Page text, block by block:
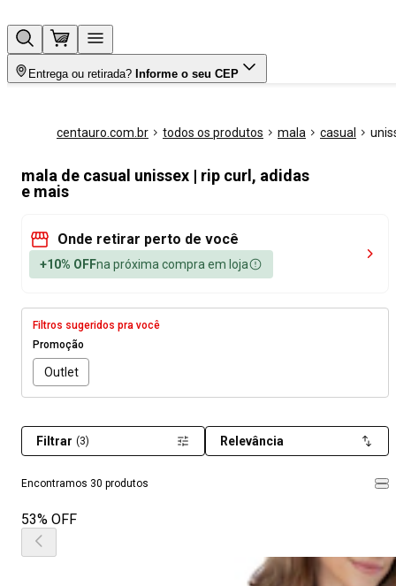
Entrega ou retirada? Informe o seu CEP
centauro.com.br todos os produtos mala casual
mala de casual unissex | rip curl, adidas
e mais
Onde retirar perto de você
+10% OFFna próxima compra em loja
Filtros sugeridos pra você
Promoção
Outlet
Encontramos 30 produtos
Filtrar (3) Relevância
53% OFF